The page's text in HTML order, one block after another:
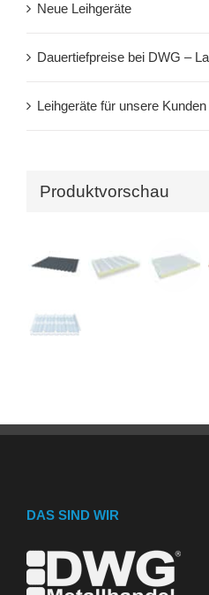
Neue Leihgeräte
Dauertiefpreise bei DWG –
Leihgeräte für unsere Kunden
Produktvorschau
DAS SIND WIR